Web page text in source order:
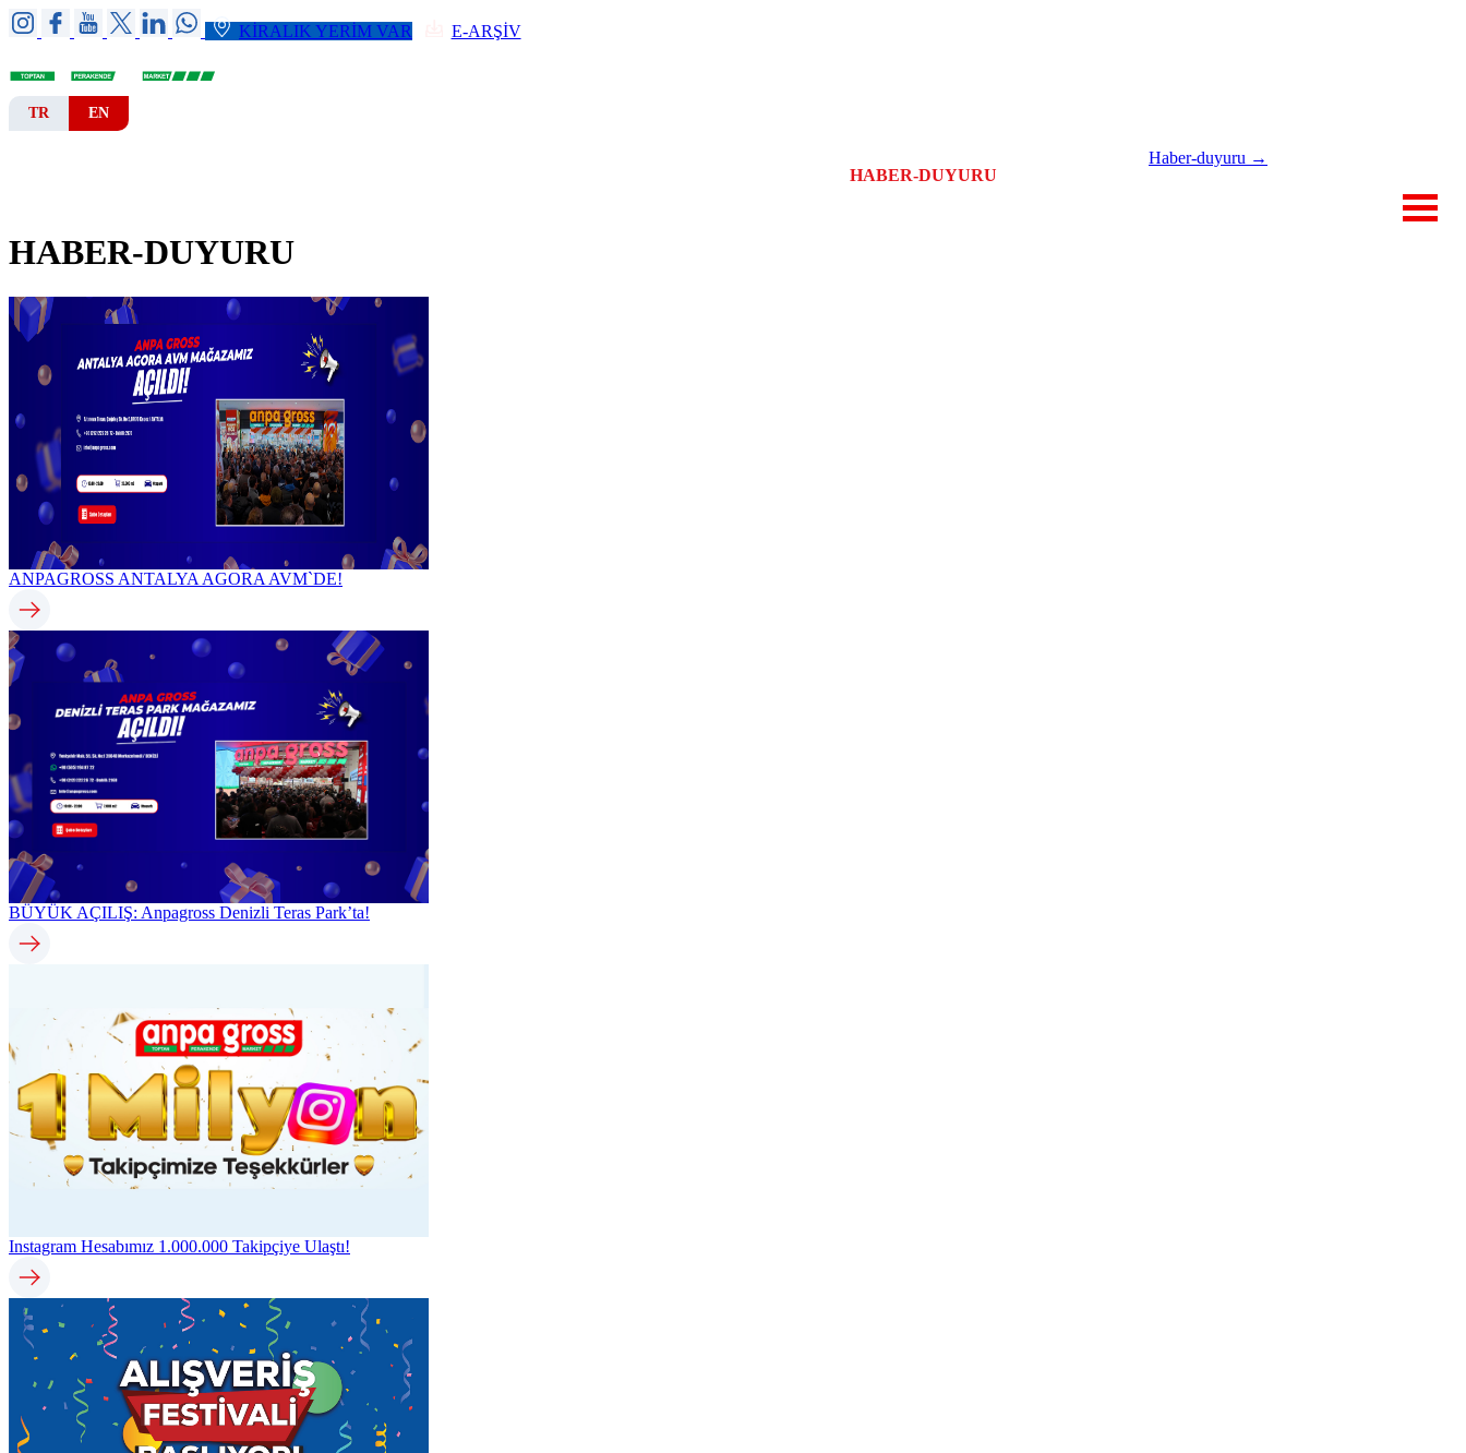
KİRALIK YERİM VAR E-ARŞİV
TR EN
HABER-DUYURU
Haber-duyuru →
HABER-DUYURU
ANPAGROSS ANTALYA AGORA AVM`DE!
BÜYÜK AÇILIŞ: Anpagross Denizli Teras Park’ta!
Instagram Hesabımız 1.000.000 Takipçiye Ulaştı!